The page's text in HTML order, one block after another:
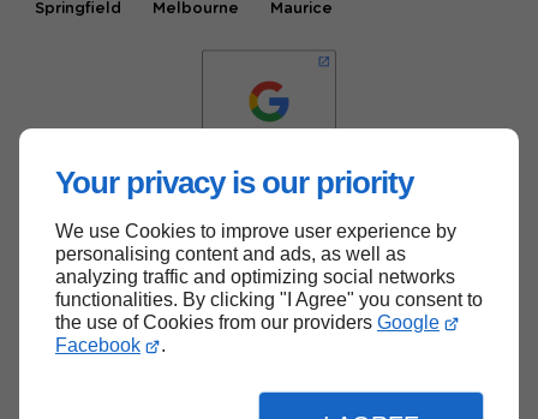
Your privacy is our priority
We use Cookies to improve user experience by
personalising content and ads, as well as
analyzing traffic and optimizing social networks
functionalities. By clicking "I Agree" you consent to
the use of Cookies from our providers Google
Facebook
.
Springfield Melbourne Maurice
Haut de page